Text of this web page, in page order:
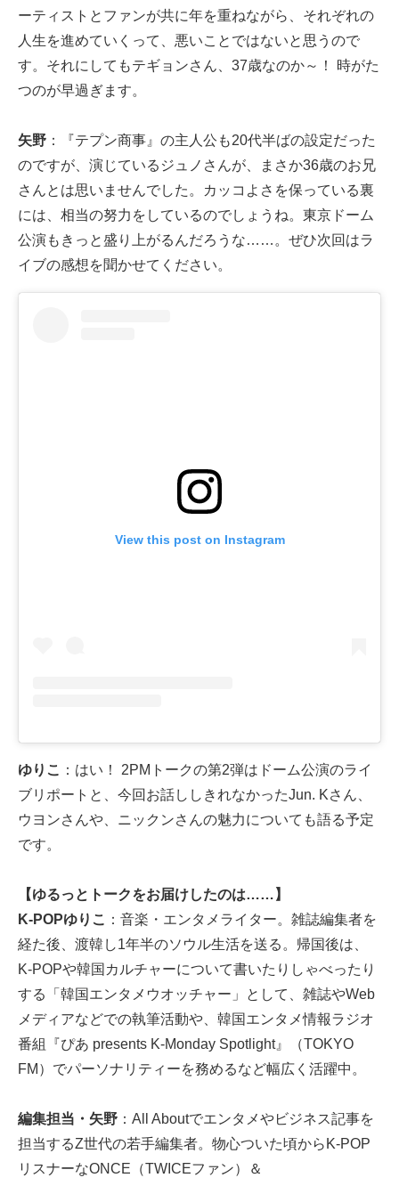
ーティストとファンが共に年を重ねながら、それぞれの
人生を進めていくって、悪いことではないと思うので
す。それにしてもテギョンさん、37歳なのか～！ 時がた
つのが早過ぎます。
矢野 ：『テプン商事』の主人公も20代半ばの設定だった
のですが、演じているジュノさんが、まさか36歳のお兄
さんとは思いませんでした。カッコよさを保っている裏
には、相当の努力をしているのでしょうね。東京ドーム
公演もきっと盛り上がるんだろうな……。ぜひ次回はラ
イブの感想を聞かせてください。
View this post on Instagram
ゆりこ
：はい！ 2PMトークの第2弾はドーム公演のライ
ブリポートと、今回お話ししきれなかったJun. Kさん、
ウヨンさんや、ニックンさんの魅力についても語る予定
です。
【ゆるっとトークをお届けしたのは……】
K-POPゆりこ
：音楽・エンタメライター。雑誌編集者を
経た後、渡韓し1年半のソウル生活を送る。帰国後は、
K-POPや韓国カルチャーについて書いたりしゃべったり
する「韓国エンタメウオッチャー」として、雑誌やWeb
メディアなどでの執筆活動や、韓国エンタメ情報ラジオ
番組『ぴあ presents K-Monday Spotlight』（TOKYO
FM）でパーソナリティーを務めるなど幅広く活躍中。
編集担当・矢野 ：All Aboutでエンタメやビジネス記事を
担当するZ世代の若手編集者。物心ついた頃からK-POP
リスナーなONCE（TWICEファン）＆